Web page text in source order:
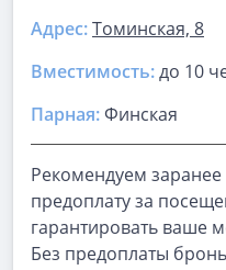
Адрес:Томинская, 8
Вместимость:до 10
Парная:Финская
Рекомендуем
предоплату за
гарантировать ваше
Без предоплаты